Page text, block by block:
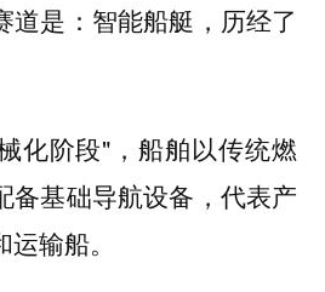
道是：智能船艇，历经了
化阶段"，船舶以传统燃
备基础导航设备，代表产
输船。